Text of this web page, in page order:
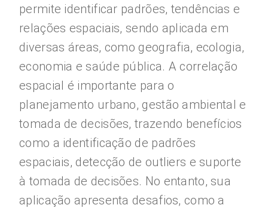
permite identificar padrões, tendências e
relações espaciais, sendo aplicada em
diversas áreas, como geografia, ecologia,
economia e saúde pública. A correlação
espacial é importante para o
planejamento urbano, gestão ambiental e
tomada de decisões, trazendo benefícios
como a identificação de padrões
espaciais, detecção de outliers e suporte
à tomada de decisões. No entanto, sua
aplicação apresenta desafios, como a